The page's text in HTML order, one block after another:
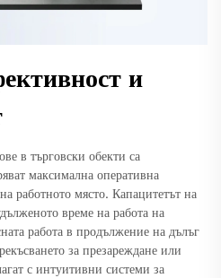
и
в търговски обекти са
максимална оперативна
работното място. Капацитетът на
време на работа на
работа в продължение на дълъг
за презареждане или
с интуитивни системи за